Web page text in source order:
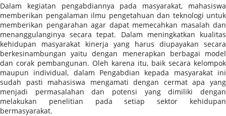
Dalam kegiatan pengabdiannya pada masyarakat, mahasiswa
memberikan pengalaman ilmu pengetahuan dan teknologi untuk
memberikan pengarahan agar dapat memecahkan masalah dan
menanggulanginya secara tepat. Dalam meningkatkan kualitas
kehidupan masyarakat kinerja yang harus diupayakan secara
berkesinambungan yaitu dengan menerapkan berbagai model
dan corak pembangunan. Oleh karena itu, baik secara kelompok
maupun individual, dalam Pengabdian kepada masyarakat ini
sudah pasti mahasiswa mengamati dengan cermat apa yang
menjadi permasalahan dan potensi yang dimiliki dengan
melakukan penelitian pada setiap sektor kehidupan
bermasyarakat.